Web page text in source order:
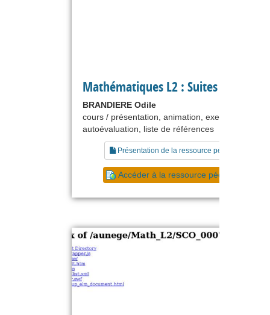
Mathématiques L2 : Suites
BRANDIERE Odile
cours / présentation, animation, exercice,
autoévaluation, liste de références
Présentation de la ressource pédagogique
Accéder à la ressource pédagogique